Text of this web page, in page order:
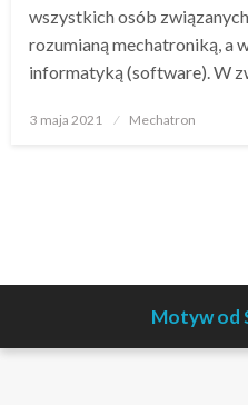
wszystkich osób
rozumianą mechatroniką, a
informatyką (software). W
Opublikowane
3 maja 2021 Mechatron
Motyw od